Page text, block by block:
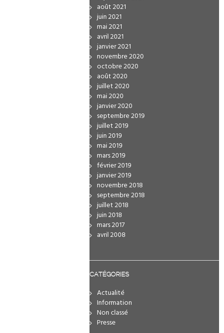
août 2021
juin 2021
mai 2021
avril 2021
janvier 2021
novembre 2020
octobre 2020
août 2020
juillet 2020
mai 2020
janvier 2020
septembre 2019
juillet 2019
juin 2019
mai 2019
mars 2019
février 2019
janvier 2019
novembre 2018
septembre 2018
juillet 2018
juin 2018
mars 2017
avril 2008
CATÉGORIES
Actualité
Information
Non classé
Presse